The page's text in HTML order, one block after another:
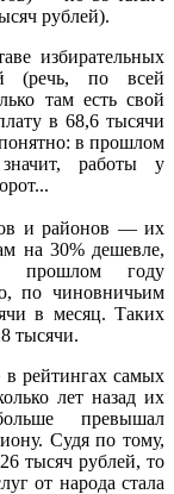
рублей).
избирательных
(речь, по всей
там есть свой
в 68,6 тысячи
в прошлом
работы у
и районов — их
на 30% дешевле,
прошлом году
по чиновничьим
в месяц. Таких
тысячи.
в рейтингах самых
лет назад их
превышал
Судя по тому,
тысяч рублей, то
от народа стала